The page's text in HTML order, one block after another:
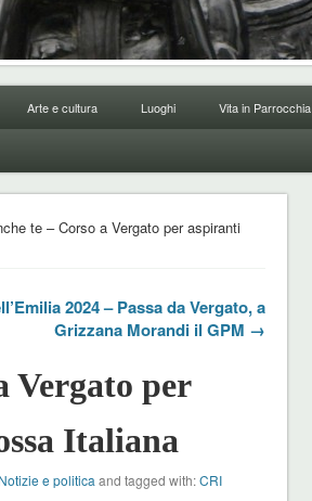
Arte e cultura Luoghi Vita in Parrocchia
te – Corso a Vergato per aspiranti
2024 – Passa da Vergato, a
Grizzana Morandi il GPM →
Vergato per
Italiana
Notizie e politica and tagged with:CRI